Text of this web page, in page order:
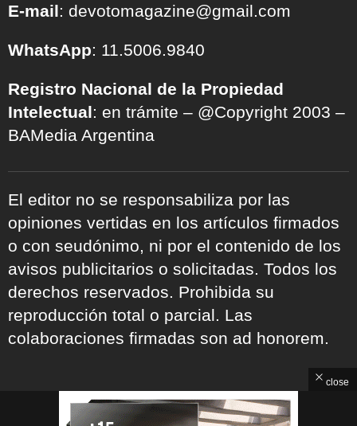
E-mail: devotomagazine@gmail.com
WhatsApp: 11.5006.9840
Registro Nacional de la Propiedad
Intelectual: en trámite – @Copyright 2003 –
BAMedia Argentina
El editor no se responsabiliza por las
opiniones vertidas en los artículos firmados
o con seudónimo, ni por el contenido de los
avisos publicitarios o solicitadas. Todos los
derechos reservados. Prohibida su
reproducción total o parcial. Las
colaboraciones firmadas son ad honorem.
ARCHIVOS
close